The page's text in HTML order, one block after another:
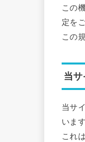
この
定を
この
当
当サ
います
これ